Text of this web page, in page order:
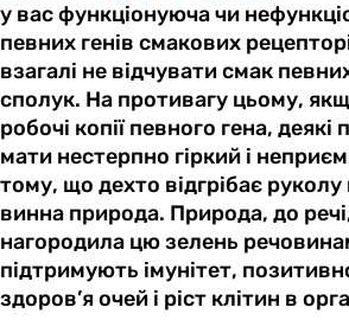
у вас функціонуюча чи
певних генів смакових
взагалі не відчувати смак
сполук. На противагу цьому,
робочі копії певного гена,
мати нестерпно гіркий і
тому, що дехто відгрібає руколу
винна природа. Природа, до
нагородила цю зелень
підтримують імунітет,
здоров’я очей і ріст клітин в